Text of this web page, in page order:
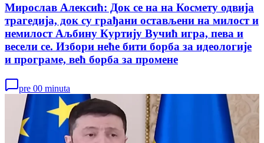
Мирослав Алексић: Док се на на Космету одвија
трагедија, док су грађани остављени на милост и
немилост Аљбину Куртију Вучић игра, пева и
весели се. Избори неће бити борба за идеологије
и програме, већ борба за промене
pre 00 minuta